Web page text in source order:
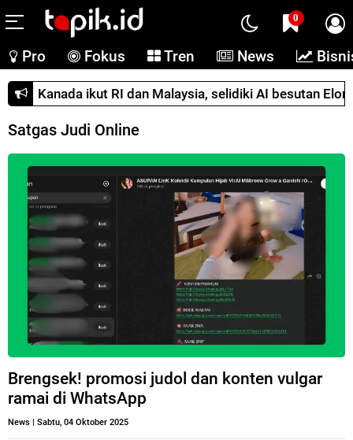
0
Pro Fokus Tren News
Kanada ikut RI dan Malaysia, selidiki AI besutan Elon Musk
Satgas Judi Online
Brengsek! promosi judol dan konten vulgar
ramai di WhatsApp
News | Sabtu, 04 Oktober 2025